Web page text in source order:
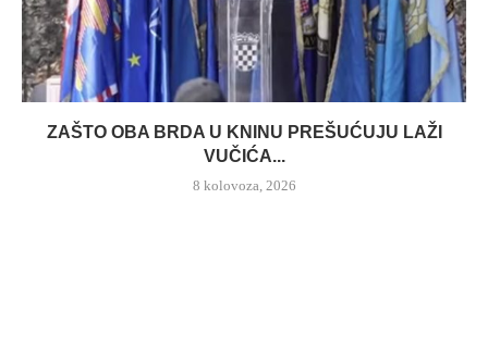
ZAŠTO OBA BRDA U KNINU PREŠUĆUJU LAŽI
VUČIĆA...
8 kolovoza, 2026